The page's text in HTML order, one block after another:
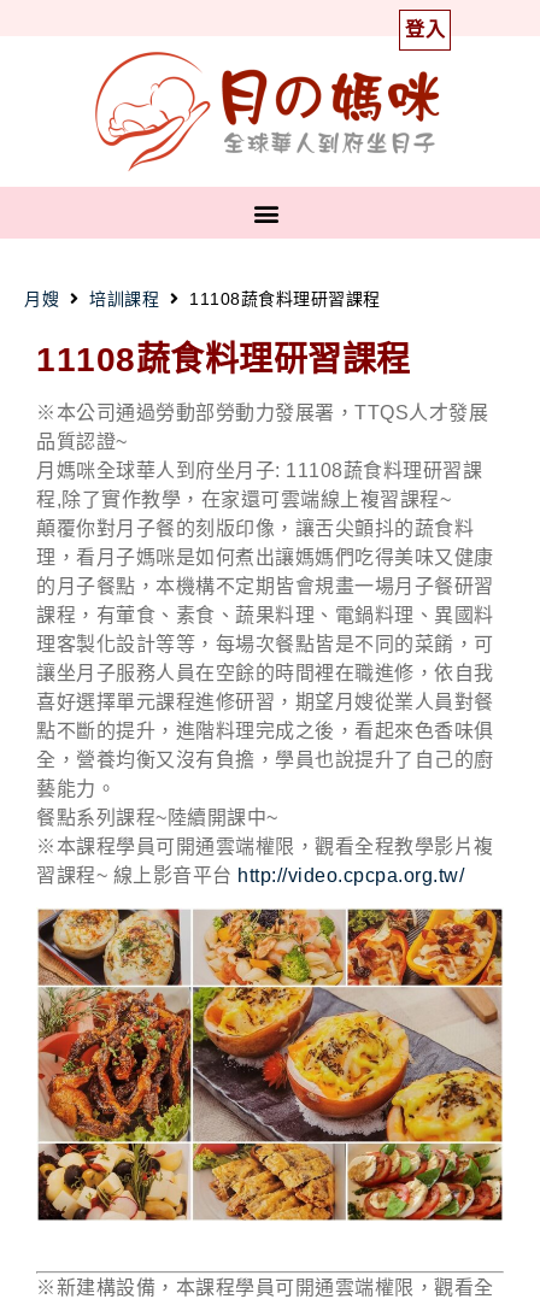
登入
月嫂 培訓課程 11108蔬食料理研習課程
11108蔬食料理研習課程
※本公司通過勞動部勞動力發展署，TTQS人才發展
品質認證~
月媽咪全球華人到府坐月子: 11108蔬食料理研習課
程,除了實作教學，在家還可雲端線上複習課程~
顛覆你對月子餐的刻版印像，讓舌尖顫抖的蔬食料
理，看月子媽咪是如何煮出讓媽媽們吃得美味又健康
的月子餐點，本機構不定期皆會規畫一場月子餐研習
課程，有葷食、素食、蔬果料理、電鍋料理、異國料
理客製化設計等等，每場次餐點皆是不同的菜餚，可
讓坐月子服務人員在空餘的時間裡在職進修，依自我
喜好選擇單元課程進修研習，期望月嫂從業人員對餐
點不斷的提升，進階料理完成之後，看起來色香味俱
全，營養均衡又沒有負擔，學員也說提升了自己的廚
藝能力。
餐點系列課程~陸續開課中~
※本課程學員可開通雲端權限，觀看全程教學影片複
習課程~ 線上影音平台 http://video.cpcpa.org.tw/
※新建構設備，本課程學員可開通雲端權限，觀看全